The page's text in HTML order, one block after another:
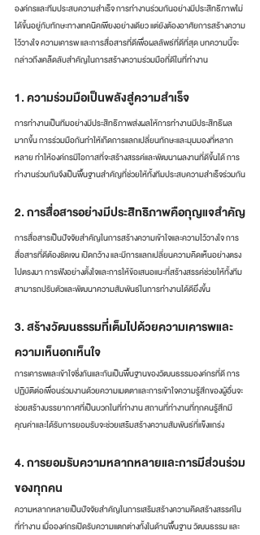
องค์กรและทีมประสบความสำเร็จ การทำงานร่วมกันอย่างมีประสิทธิภาพไม่
ได้ขึ้นอยู่กับทักษะทางเทคนิคเพียงอย่างเดียว แต่ยังต้องอาศัยการสร้างความ
ไว้วางใจ ความเคารพ และการสื่อสารที่ดีเพื่อผลลัพธ์ที่ดีที่สุด บทความนี้จะ
กล่าวถึงเคล็ดลับสำคัญในการสร้างความร่วมมือที่ดีในที่ทำงาน
1. ความร่วมมือเป็นพลังสู่ความสำเร็จ
การทำงานเป็นทีมอย่างมีประสิทธิภาพส่งผลให้การทำงานมีประสิทธิผล
มากขึ้น การร่วมมือกันทำให้เกิดการแลกเปลี่ยนทักษะและมุมมองที่หลาก
หลาย ทำให้องค์กรมีโอกาสที่จะสร้างสรรค์และพัฒนาผลงานที่ดีขึ้นได้ การ
ทำงานร่วมกันจึงเป็นพื้นฐานสำคัญที่ช่วยให้ทั้งทีมประสบความสำเร็จร่วมกัน
2. การสื่อสารอย่างมีประสิทธิภาพคือกุญแจสำคัญ
การสื่อสารเป็นปัจจัยสำคัญในการสร้างความเข้าใจและความไว้วางใจ การ
สื่อสารที่ดีต้องชัดเจน เปิดกว้าง และมีการแลกเปลี่ยนความคิดเห็นอย่างตรง
ไปตรงมา การฟังอย่างตั้งใจและการให้ข้อเสนอแนะที่สร้างสรรค์ช่วยให้ทั้งทีม
สามารถปรับตัวและพัฒนาความสัมพันธ์ในการทำงานได้ดียิ่งขึ้น
3. สร้างวัฒนธรรมที่เต็มไปด้วยความเคารพและ
ความเห็นอกเห็นใจ
การเคารพและเข้าใจซึ่งกันและกันเป็นพื้นฐานของวัฒนธรรมองค์กรที่ดี การ
ปฏิบัติต่อเพื่อนร่วมงานด้วยความเมตตาและการเข้าใจความรู้สึกของผู้อื่นจะ
ช่วยสร้างบรรยากาศที่เป็นบวกในที่ทำงาน สถานที่ทำงานที่ทุกคนรู้สึกมี
คุณค่าและได้รับการยอมรับจะช่วยเสริมสร้างความสัมพันธ์ที่แข็งแกร่ง
4. การยอมรับความหลากหลายและการมีส่วนร่วม
ของทุกคน
ความหลากหลายเป็นปัจจัยสำคัญในการเสริมสร้างความคิดสร้างสรรค์ใน
ที่ทำงาน เมื่อองค์กรเปิดรับความแตกต่างทั้งในด้านพื้นฐาน วัฒนธรรม และ